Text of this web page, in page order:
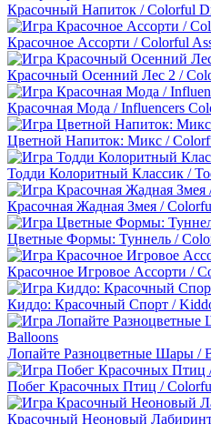
Красочный Напиток / Colorful
Красочное Ассорти / Colorful
Красочный Осенний Лес 2 /
Красочная Мода / Influencers
Цветной Напиток: Микс /
Тодди Колоритный Классик /
Красочная Жадная Змея /
Цветные Формы: Туннель /
Красочное Игровое Ассорти /
Киддо: Красочный Спорт /
Лопайте Разноцветные Шары /
Побег Красочных Птиц /
Красочный Неоновый